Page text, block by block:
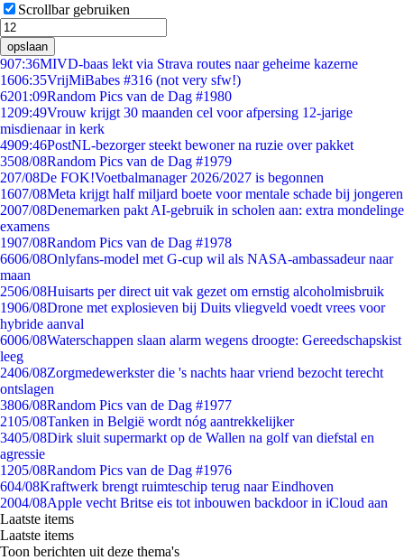
Scrollbar gebruiken
opslaan
907:36MIVD-baas lekt via Strava routes naar geheime kazerne
1606:35VrijMiBabes #316 (not very sfw!)
6201:09Random Pics van de Dag #1980
1209:49Vrouw krijgt 30 maanden cel voor afpersing 12-jarige
misdienaar in kerk
4909:46PostNL-bezorger steekt bewoner na ruzie over pakket
3508/08Random Pics van de Dag #1979
207/08De FOK!Voetbalmanager 2026/2027 is begonnen
1607/08Meta krijgt half miljard boete voor mentale schade bij jongeren
2007/08Denemarken pakt AI-gebruik in scholen aan: extra mondelinge
examens
1907/08Random Pics van de Dag #1978
6606/08Onlyfans-model met G-cup wil als NASA-ambassadeur naar
maan
2506/08Huisarts per direct uit vak gezet om ernstig alcoholmisbruik
1906/08Drone met explosieven bij Duits vliegveld voedt vrees voor
hybride aanval
6006/08Waterschappen slaan alarm wegens droogte: Gereedschapskist
leeg
2406/08Zorgmedewerkster die 's nachts haar vriend bezocht terecht
ontslagen
3806/08Random Pics van de Dag #1977
2105/08Tanken in België wordt nóg aantrekkelijker
3405/08Dirk sluit supermarkt op de Wallen na golf van diefstal en
agressie
1205/08Random Pics van de Dag #1976
604/08Kraftwerk brengt ruimteschip terug naar Eindhoven
2004/08Apple vecht Britse eis tot inbouwen backdoor in iCloud aan
Laatste items
Laatste items
Toon berichten uit deze thema's